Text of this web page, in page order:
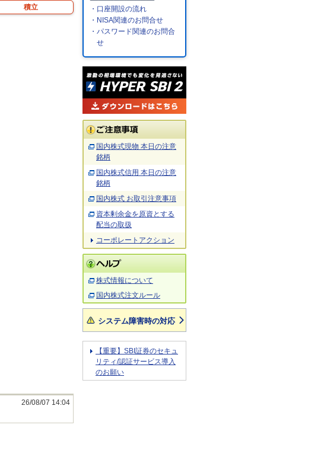
積立
26/08/07 14:04
・口座開設の流れ
・NISA関連のお問合せ
・パスワード関連のお問合
せ
国内株式現物 本日の注意
銘柄
国内株式信用 本日の注意
銘柄
国内株式 お取引注意事項
資本剰余金を原資とする
配当の取扱
コーポレートアクション
株式情報について
国内株式注文ルール
システム障害時の対応
【重要】SBI証券のセキュ
リティ/認証サービス導入
のお願い